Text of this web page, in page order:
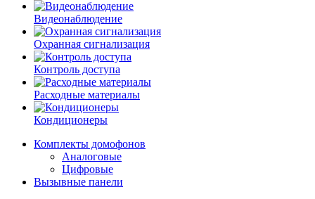
Видеонаблюдение
Охранная сигнализация
Контроль доступа
Расходные материалы
Кондиционеры
Комплекты домофонов
Аналоговые
Цифровые
Вызывные панели